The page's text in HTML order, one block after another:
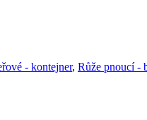
- kontejner, Růže pnoucí -